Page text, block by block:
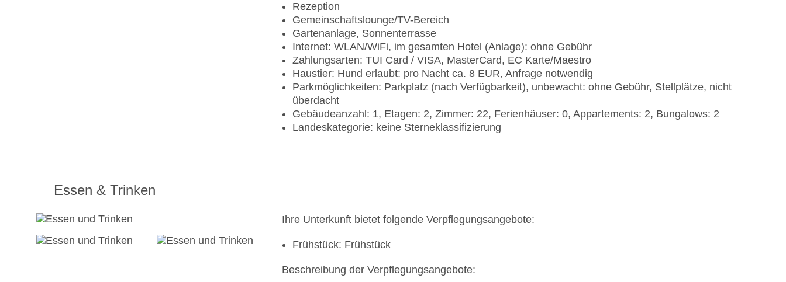
Rezeption
Gemeinschaftslounge/TV-Bereich
Gartenanlage, Sonnenterrasse
Internet: WLAN/WiFi, im gesamten Hotel (Anlage): ohne Gebühr
Zahlungsarten: TUI Card / VISA, MasterCard, EC Karte/Maestro
Haustier: Hund erlaubt: pro Nacht ca. 8 EUR, Anfrage notwendig
Parkmöglichkeiten: Parkplatz (nach Verfügbarkeit), unbewacht: ohne Gebühr, Stellplätze, nicht
überdacht
Gebäudeanzahl: 1, Etagen: 2, Zimmer: 22, Ferienhäuser: 0, Appartements: 2, Bungalows: 2
Landeskategorie: keine Sterneklassifizierung
Essen & Trinken
Ihre Unterkunft bietet folgende Verpflegungsangebote:
Frühstück: Frühstück
Beschreibung der Verpflegungsangebote: